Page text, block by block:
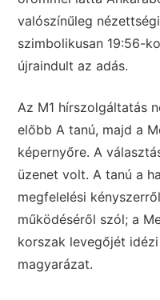
valószínűleg
szimbolikusan 19:56-
újraindult az adás.
Az M1 hírszolgáltatás
előbb A tanú, majd a
képernyőre. A
üzenet volt. A tanú a
megfelelési
működéséről szól; a
korszak levegőjét
magyarázat.